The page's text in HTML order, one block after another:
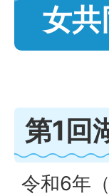
女
第1回
令和6年